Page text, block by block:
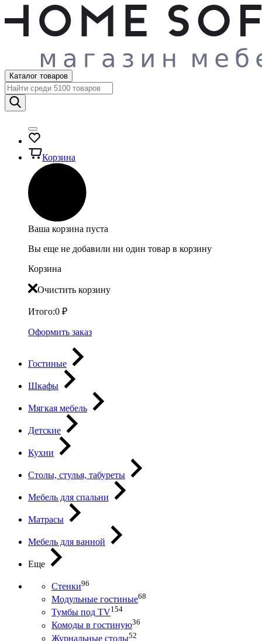
Каталог товаров
Корзина
Ваша корзина пуста
Вы еще не добавили ни один товар в корзину
Корзина
Очистить корзину
Итого:0 ₽
Оформить заказ
Гостиные
Шкафы
Мягкая мебель
Детские
Кухни
Столы, стулья, табуреты
Мебель для спальни
Матрасы
Мебель для ванной
Еще
Стенки96
Модульные гостиные68
Тумбы под ТV154
Комоды в гостиную36
Журнальные столы52